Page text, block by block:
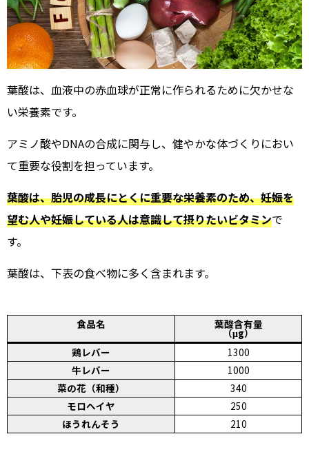
葉酸は、血液中の赤血球が正常に作られるために欠かせな
い栄養素です。
アミノ酸やDNAの合成に関与し、健やかな体づくりにおい
て重要な役割を担っています。
葉酸は、胎児の成長にとくに重要な栄養素のため、妊娠を
望む人や妊娠している人は意識して摂りたいビタミンで
す。
葉酸は、下表の食べ物に多く含まれます。
食品名 葉酸含有量
（μg）
鶏レバー
1300
牛レバー
1000
菜の花（和種）
340
モロヘイヤ
250
ほうれんそう
210